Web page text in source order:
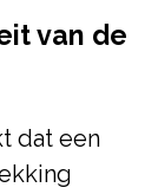
van de
dat een